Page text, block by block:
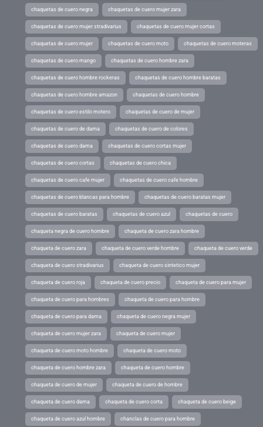
chaquetas de cuero negra chaquetas de cuero mujer zara
chaquetas de cuero mujer stradivarius chaquetas de cuero mujer cortas
chaquetas de cuero mujer chaquetas de cuero moto chaquetas de cuero moteras
chaquetas de cuero mango chaquetas de cuero hombre zara
chaquetas de cuero hombre rockeras chaquetas de cuero hombre baratas
chaquetas de cuero hombre amazon chaquetas de cuero hombre
chaquetas de cuero estilo motero chaquetas de cuero de mujer
chaquetas de cuero de dama chaquetas de cuero de colores
chaquetas de cuero dama chaquetas de cuero cortas mujer
chaquetas de cuero cortas chaquetas de cuero chica
chaquetas de cuero cafe mujer chaquetas de cuero cafe hombre
chaquetas de cuero blancas para hombre chaquetas de cuero baratas mujer
chaquetas de cuero baratas chaquetas de cuero azul chaquetas de cuero
chaqueta negra de cuero hombre chaqueta de cuero zara hombre
chaqueta de cuero zara chaqueta de cuero verde hombre chaqueta de cuero verde
chaqueta de cuero stradivarius chaqueta de cuero sintetico mujer
chaqueta de cuero roja chaqueta de cuero precio chaqueta de cuero para mujer
chaqueta de cuero para hombres chaqueta de cuero para hombre
chaqueta de cuero para dama chaqueta de cuero negra mujer
chaqueta de cuero mujer zara chaqueta de cuero mujer
chaqueta de cuero moto hombre chaqueta de cuero moto
chaqueta de cuero hombre zara chaqueta de cuero hombre
chaqueta de cuero de mujer chaqueta de cuero de hombre
chaqueta de cuero dama chaqueta de cuero corta chaqueta de cuero beige
chaqueta de cuero azul hombre chanclas de cuero para hombre